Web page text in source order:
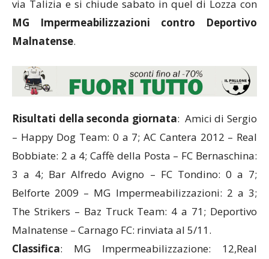
via Talizia e si chiude sabato in quel di Lozza con
MG Impermeabilizzazioni contro Deportivo
Malnatense.
Risultati della seconda giornata: Amici di Sergio
– Happy Dog Team: 0 a 7; AC Cantera 2012 – Real
Bobbiate: 2 a 4; Caffè della Posta – FC Bernaschina:
3 a 4; Bar Alfredo Avigno – FC Tondino: 0 a 7;
Belforte 2009 – MG Impermeabilizzazioni: 2 a 3;
The Strikers – Baz Truck Team: 4 a 71; Deportivo
Malnatense – Carnago FC: rinviata al 5/11.
Classifica: MG Impermeabilizzazione: 12,Real